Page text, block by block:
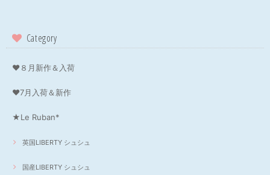
Category
❤８月新作＆入荷
❤7月入荷＆新作
★Le Ruban*
英国LIBERTY シュシュ
国産LIBERTY シュシュ